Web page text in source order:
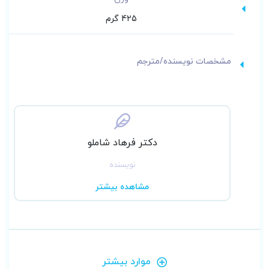
425 گرم
مشخصات نویسنده/مترجم
دکتر فرهاد شاملو
نویسنده
مشاهده بیشتر
موارد بیشتر